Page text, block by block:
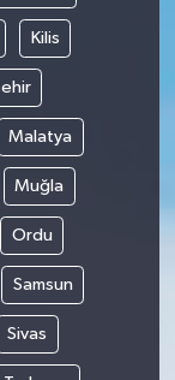
Kilis
Malatya
Muğla
Ordu
Samsun
Sivas